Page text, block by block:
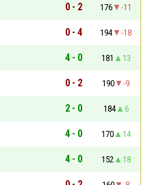
0 - 2 176
-11
0 - 4 194
-18
4 - 0 181
13
0 - 2 190
-9
2 - 0 184
6
4 - 0 170
14
4 - 0 152
18